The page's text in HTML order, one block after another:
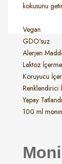
kokusunu
Vegan
GDO’suz
Alerjen
Laktoz
Koruyucu
Renklendirici
Yapay
100 ml